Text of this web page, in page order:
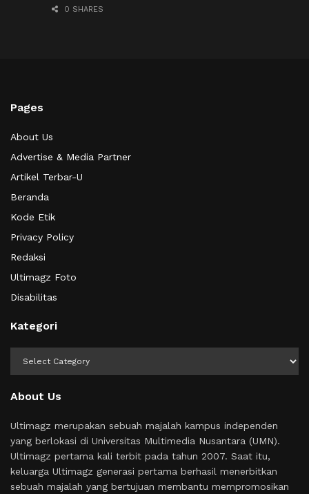
0 SHARES
Pages
About Us
Advertise & Media Partner
Artikel Terbar-U
Beranda
Kode Etik
Privacy Policy
Redaksi
Ultimagz Foto
Disabilitas
Kategori
About Us
Ultimagz merupakan sebuah majalah kampus independen
yang berlokasi di Universitas Multimedia Nusantara (UMN).
Ultimagz pertama kali terbit pada tahun 2007. Saat itu,
keluarga Ultimagz generasi pertama berhasil menerbitkan
sebuah majalah yang bertujuan membantu mempromosikan